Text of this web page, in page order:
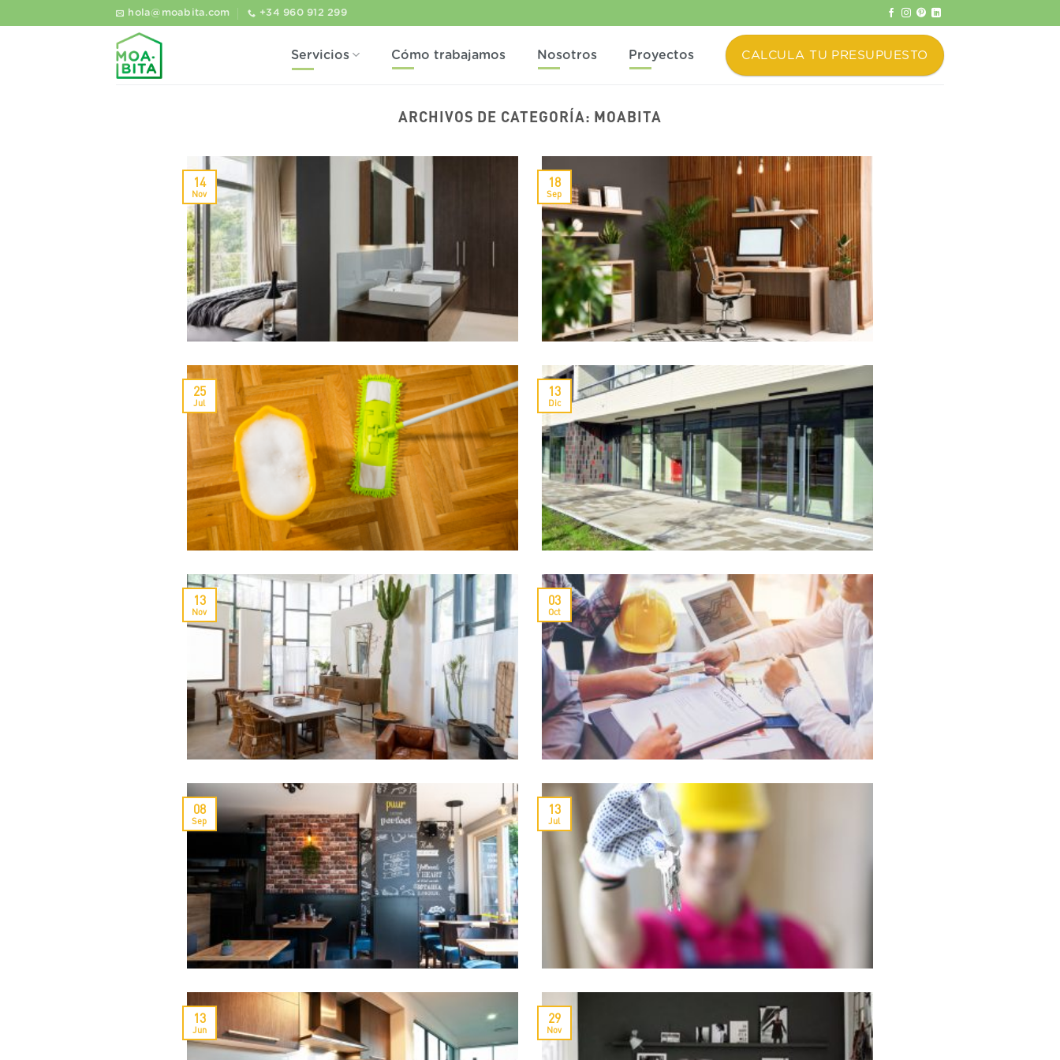
al
hola@moabita.com +34 960 912 299
Servicios Cómo trabajamos Nosotros Proyectos CALCULA TU PRESUPUESTO
ARCHIVOS DE CATEGORÍA: MOABITA
14
Nov
18
Sep
25
Jul
13
Dic
13
Nov
03
Oct
08
Sep
13
Jul
13
Jun
29
Nov